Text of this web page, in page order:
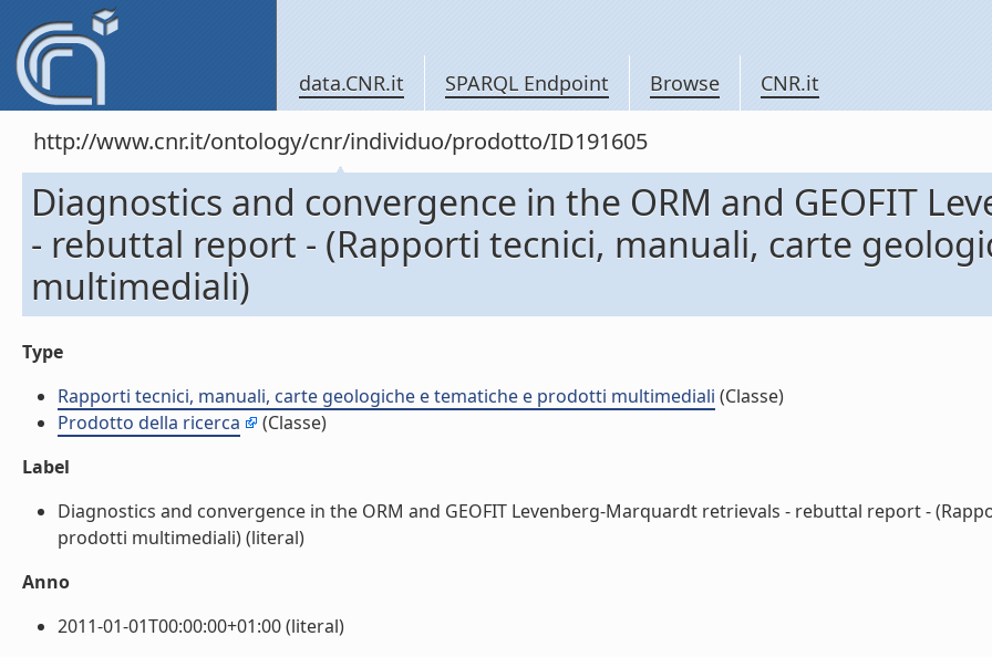
data.CNR.it SPARQL Endpoint Browse CNR.it
http://www.cnr.it/ontology/cnr/individuo/prodotto/ID191605
Diagnostics and convergence in the ORM and GEOFIT
- rebuttal report - (Rapporti tecnici, manuali, carte
multimediali)
Type
Rapporti tecnici, manuali, carte geologiche e tematiche e prodotti multimediali (Classe)
Prodotto della ricerca
(Classe)
Label
Diagnostics and convergence in the ORM and GEOFIT Levenberg-Marquardt retrievals - rebuttal report -
prodotti multimediali) (literal)
Anno
2011-01-01T00:00:00+01:00 (literal)